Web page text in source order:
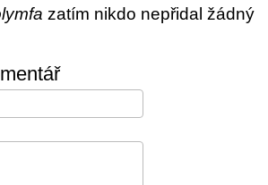
zatím nikdo nepřidal žádný